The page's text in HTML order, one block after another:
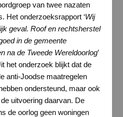
van twee nazaten
Het onderzoeksrapport ‘Wij
geval. Roof en rechtsherstel
in de gemeente
na de Tweede Wereldoorlog’
het onderzoek blijkt dat de
anti-Joodse maatregelen
ondersteund, maar ook
uitvoering daarvan. De
de oorlog geen woningen